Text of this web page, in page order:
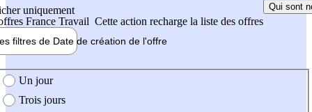
uniquement
France Travail Cette action recharge la liste des offres
Qui sont
filtres de Date de création de l'offre
création de l'offre
Un jour
Trois jours